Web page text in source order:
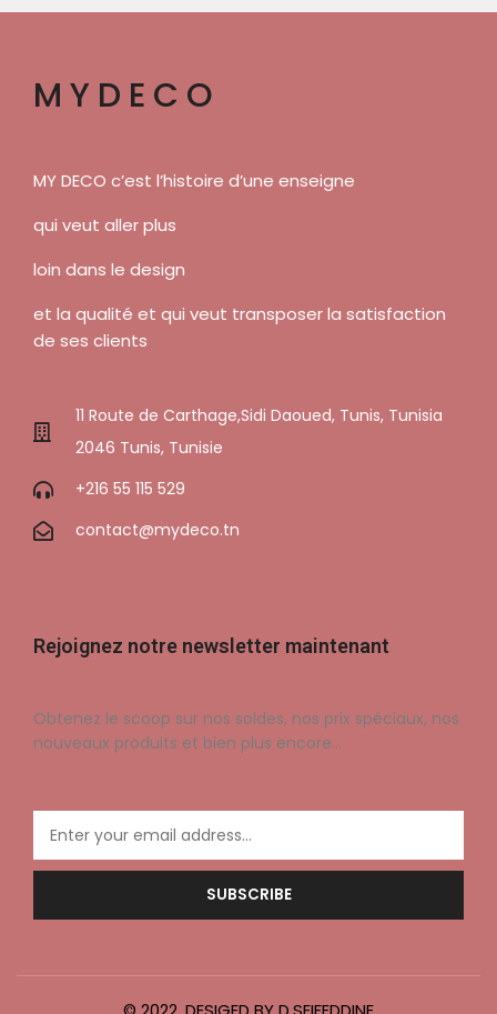
MYDECO
MY DECO c’est l’histoire d’une enseigne
qui veut aller plus
loin dans le design
et la qualité et qui veut transposer la satisfaction
de ses clients
11 Route de Carthage,Sidi Daoued, Tunis, Tunisia
2046 Tunis, Tunisie
+216 55 115 529
contact@mydeco.tn
Rejoignez notre newsletter maintenant
Obtenez le scoop sur nos soldes, nos prix spéciaux, nos
nouveaux produits et bien plus encore…